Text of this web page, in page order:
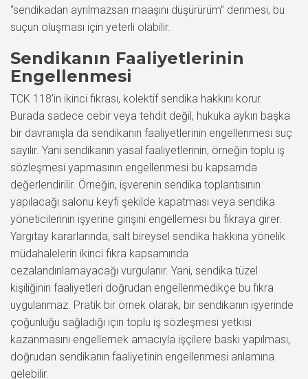
“sendikadan ayrılmazsan maaşını düşürürüm” denmesi, bu
suçun oluşması için yeterli olabilir.
Sendikanın Faaliyetlerinin
Engellenmesi
TCK 118’in ikinci fıkrası, kolektif sendika hakkını korur.
Burada sadece cebir veya tehdit değil, hukuka aykırı başka
bir davranışla da sendikanın faaliyetlerinin engellenmesi suç
sayılır. Yani sendikanın yasal faaliyetlerinin, örneğin toplu iş
sözleşmesi yapmasının engellenmesi bu kapsamda
değerlendirilir. Örneğin, işverenin sendika toplantısının
yapılacağı salonu keyfi şekilde kapatması veya sendika
yöneticilerinin işyerine girişini engellemesi bu fıkraya girer.
Yargıtay kararlarında, salt bireysel sendika hakkına yönelik
müdahalelerin ikinci fıkra kapsamında
cezalandırılamayacağı vurgulanır. Yani, sendika tüzel
kişiliğinin faaliyetleri doğrudan engellenmedikçe bu fıkra
uygulanmaz. Pratik bir örnek olarak, bir sendikanın işyerinde
çoğunluğu sağladığı için toplu iş sözleşmesi yetkisi
kazanmasını engellemek amacıyla işçilere baskı yapılması,
doğrudan sendikanın faaliyetinin engellenmesi anlamına
gelebilir.